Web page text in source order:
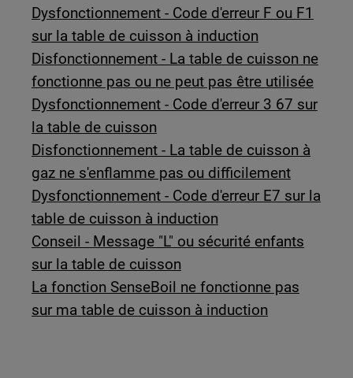
Dysfonctionnement - Code d'erreur F ou F1
sur la table de cuisson à induction
Disfonctionnement - La table de cuisson ne
fonctionne pas ou ne peut pas être utilisée
Dysfonctionnement - Code d'erreur 3 67 sur
la table de cuisson
Disfonctionnement - La table de cuisson à
gaz ne s'enflamme pas ou difficilement
Dysfonctionnement - Code d'erreur E7 sur la
table de cuisson à induction
Conseil - Message "L" ou sécurité enfants
sur la table de cuisson
La fonction SenseBoil ne fonctionne pas
sur ma table de cuisson à induction